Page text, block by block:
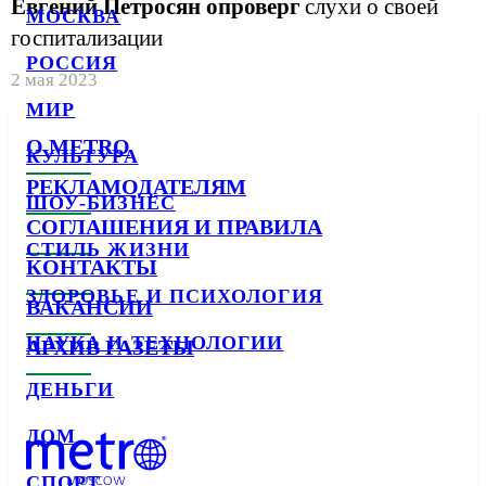
МОСКВА
РОССИЯ
МИР
КУЛЬТУРА
ШОУ-БИЗНЕС
СТИЛЬ ЖИЗНИ
ЗДОРОВЬЕ И ПСИХОЛОГИЯ
НАУКА И ТЕХНОЛОГИИ
ДЕНЬГИ
ДОМ
Евгений Петросян опроверг слухи о своей
госпитализации
2 мая 2023
О METRO
РЕКЛАМОДАТЕЛЯМ
СОГЛАШЕНИЯ И ПРАВИЛА
КОНТАКТЫ
ВАКАНСИИ
АРХИВ ГАЗЕТЫ